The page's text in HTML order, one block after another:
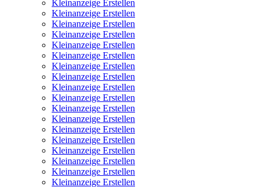
Kleinanzeige Erstellen
Kleinanzeige Erstellen
Kleinanzeige Erstellen
Kleinanzeige Erstellen
Kleinanzeige Erstellen
Kleinanzeige Erstellen
Kleinanzeige Erstellen
Kleinanzeige Erstellen
Kleinanzeige Erstellen
Kleinanzeige Erstellen
Kleinanzeige Erstellen
Kleinanzeige Erstellen
Kleinanzeige Erstellen
Kleinanzeige Erstellen
Kleinanzeige Erstellen
Kleinanzeige Erstellen
Kleinanzeige Erstellen
Kleinanzeige Erstellen